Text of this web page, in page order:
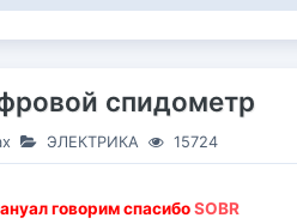
спидометр
ЭЛЕКТРИКА 15724
говорим спасибоSOBR